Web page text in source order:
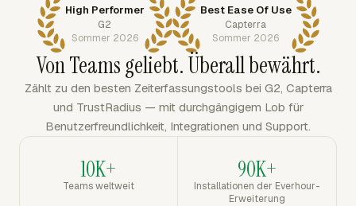
High Performer
G2
Sommer 2026
Best Ease Of Use
Capterra
Sommer 2026
Von Teams geliebt. Überall bewährt.
Zählt zu den besten Zeiterfassungstools bei G2, Capterra
und TrustRadius — mit durchgängigem Lob für
Benutzerfreundlichkeit, Integrationen und Support.
10K+
Teams weltweit
90K+
Installationen der Everhour-
Erweiterung